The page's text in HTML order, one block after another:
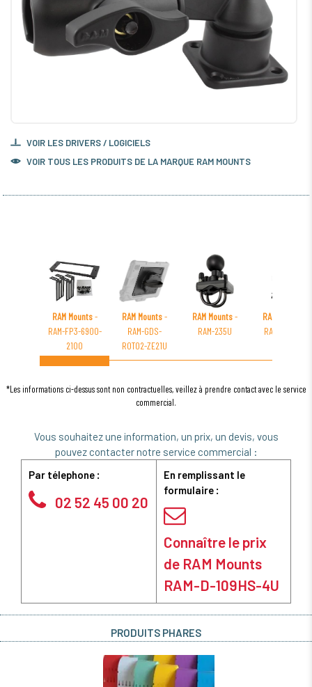
VOIR LES DRIVERS / LOGICIELS
VOIR TOUS LES PRODUITS DE LA MARQUE RAM MOUNTS
RAM Mounts-
RAM-FP3-6900-
2100
RAM Mounts-
RAM-GDS-
ROTO2-ZE21U
RAM Mounts-
RAM-235U
RAM Mounts
RAM-VB-154-
*Les informations ci-dessus sont non contractuelles, veillez à prendre contact avec le service
commercial.
Vous souhaitez une information, un prix, un devis, vous
pouvez contacter notre service commercial :
Par télephone :
02 52 45 00 20
En remplissant le
formulaire :
Connaître le prix
de RAM Mounts
RAM-D-109HS-4U
PRODUITS PHARES